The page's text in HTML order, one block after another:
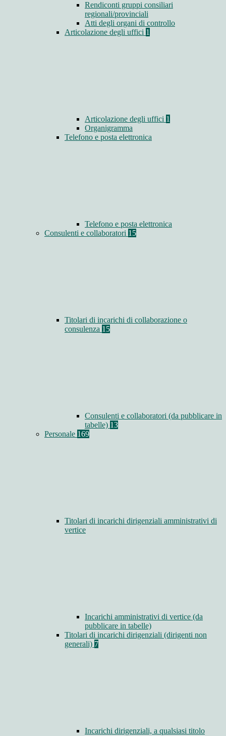
Rendiconti gruppi consiliari
regionali/provinciali
Atti degli organi di controllo
Articolazione degli uffici 1
Articolazione degli uffici 1
Organigramma
Telefono e posta elettronica
Telefono e posta elettronica
Consulenti e collaboratori 15
Titolari di incarichi di collaborazione o
consulenza 15
Consulenti e collaboratori (da pubblicare in
tabelle) 13
Personale 169
Titolari di incarichi dirigenziali amministrativi di
vertice
Incarichi amministrativi di vertice (da
pubblicare in tabelle)
Titolari di incarichi dirigenziali (dirigenti non
generali) 7
Incarichi dirigenziali, a qualsiasi titolo